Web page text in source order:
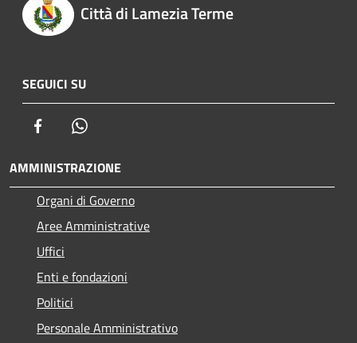
Città di Lamezia Terme
SEGUICI SU
Facebook
AMMINISTRAZIONE
Organi di Governo
Aree Amministrative
Uffici
Enti e fondazioni
Politici
Personale Amministrativo